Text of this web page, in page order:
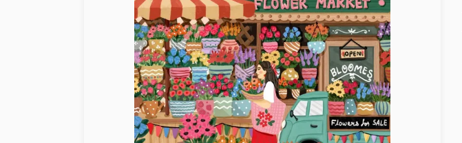
Peinture au numéro